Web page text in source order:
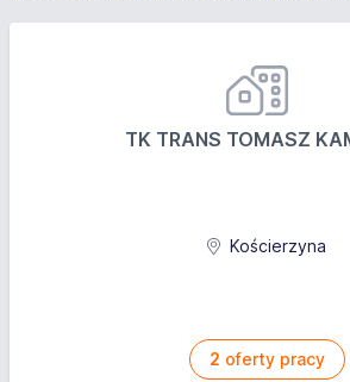
TK TRANS TOMASZ
Kościerzyna
2 oferty pracy